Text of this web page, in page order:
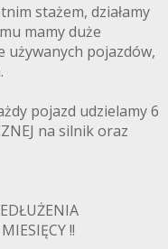
stażem, działamy
mamy duże
używanych pojazdów,
pojazd udzielamy 6
na silnik oraz
!!